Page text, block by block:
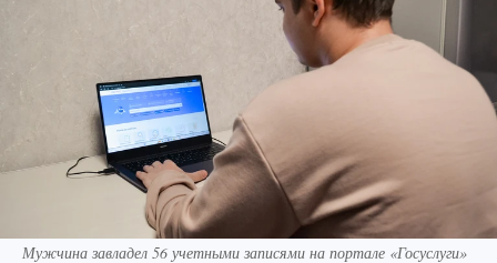
Мужчина завладел 56 учетными записями на портале «Госуслуги»